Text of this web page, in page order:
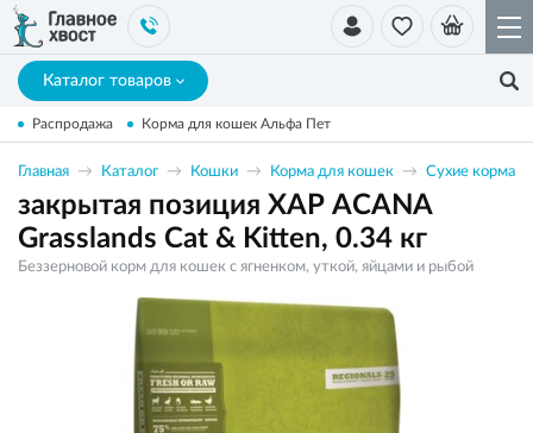
Каталог товаров
Распродажа Корма для кошек Альфа Пет
Главная Каталог Кошки Корма для кошек Сухие корма
закрытая позиция ХАР ACANA
Grasslands Cat & Kitten, 0.34 кг
Беззерновой корм для кошек с ягненком, уткой, яйцами и рыбой